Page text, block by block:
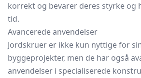
korrekt og bevarer deres styrke og
tid.
Avancerede anvendelser
Jordskruer er ikke kun nyttige for
byggeprojekter, men de har også
anvendelser i specialiserede